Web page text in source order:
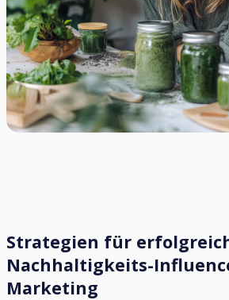
Strategien für
Nachhaltigkeits-
Marketing